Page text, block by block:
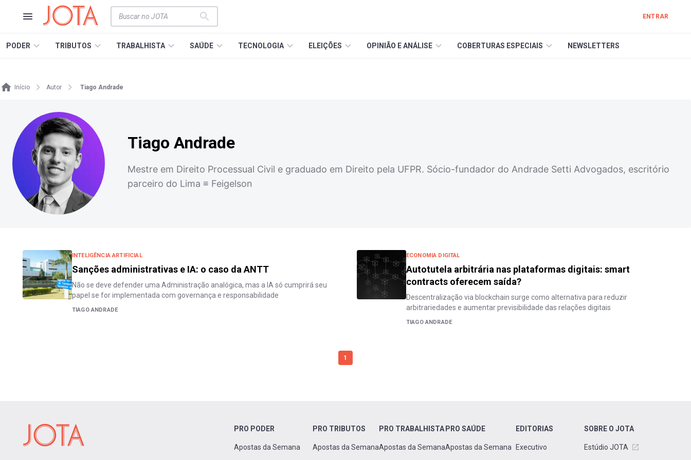
ENTRAR
PODER TRIBUTOS TRABALHISTA SAÚDE TECNOLOGIA ELEIÇÕES OPINIÃO E ANÁLISE COBERTURAS ESPECIAIS NEWSLETTERS
Início Autor Tiago Andrade
Tiago Andrade
Mestre em Direito Processual Civil e graduado em Direito pela UFPR. Sócio-fundador do Andrade Setti Advogados, escritório
parceiro do Lima ≡ Feigelson
INTELIGÊNCIA ARTIFICIAL
Sanções administrativas e IA: o caso da ANTT
Não se deve defender uma Administração analógica, mas a IA só cumprirá seu
papel se for implementada com governança e responsabilidade
TIAGO ANDRADE
ECONOMIA DIGITAL
Autotutela arbitrária nas plataformas digitais: smart
contracts oferecem saída?
Descentralização via blockchain surge como alternativa para reduzir
arbitrariedades e aumentar previsibilidade das relações digitais
TIAGO ANDRADE
1
PRO PODER
Apostas da Semana
PRO TRIBUTOS
Apostas da Semana
PRO TRABALHISTA
Apostas da Semana
PRO SAÚDE
Apostas da Semana
EDITORIAS
Executivo
SOBRE O JOTA
Estúdio JOTA